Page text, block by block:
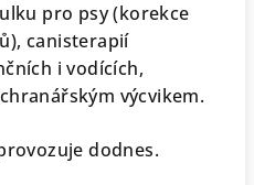
pro psy (korekce
canisterapií
i vodících,
výcvikem.
dodnes.